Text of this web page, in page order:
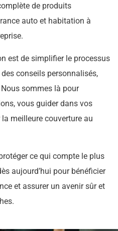
de produits
auto et habitation à
est de simplifier le processus
conseils personnalisés,
sommes là pour
vous guider dans vos
meilleure couverture au
ce qui compte le plus
aujourd’hui pour bénéficier
et assurer un avenir sûr et